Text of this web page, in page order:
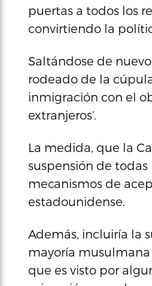
puertas a todos los
convirtiendo la
Saltándose de
rodeado de la
inmigración con el
extranjeros’.
La medida, que la
suspensión de
mecanismos de
estadounidense.
Además, incluiría la
mayoría musulmana
que es visto por